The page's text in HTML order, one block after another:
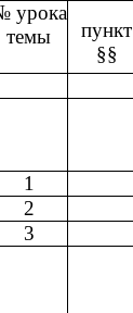
урока
темы
пункт
§§
1
2
3